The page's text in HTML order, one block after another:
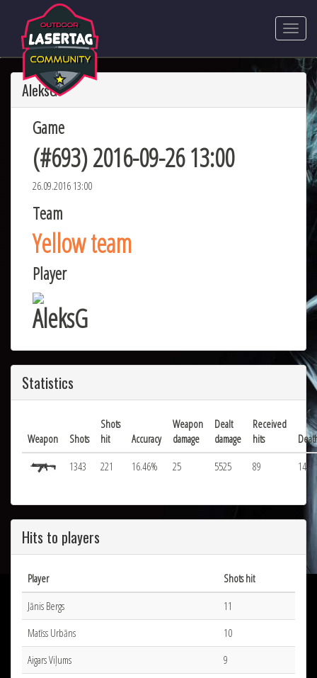
AleksG
Game
(#693) 2016-09-26 13:00
26.09.2016 13:00
Team
Yellow team
Player
AleksG
Statistics
Weapon Shots
Shots
hit
Accuracy
Weapon
damage
Dealt
damage
Received
hits
1343
221 16.46% 25 5525 89 14
Hits to players
Player
Shots hit
Jānis Bergs
11
Matīss Urbāns
10
Aigars Viļums
9